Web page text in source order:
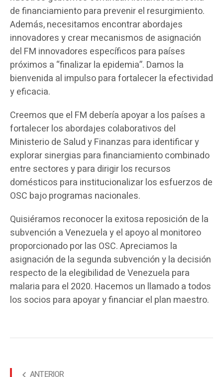
de financiamiento para prevenir el resurgimiento.
Además, necesitamos encontrar abordajes
innovadores y crear mecanismos de asignación
del FM innovadores específicos para países
próximos a “finalizar la epidemia”. Damos la
bienvenida al impulso para fortalecer la efectividad
y eficacia.
Creemos que el FM debería apoyar a los países a
fortalecer los abordajes colaborativos del
Ministerio de Salud y Finanzas para identificar y
explorar sinergias para financiamiento combinado
entre sectores y para dirigir los recursos
domésticos para institucionalizar los esfuerzos de
OSC bajo programas nacionales.
Quisiéramos reconocer la exitosa reposición de la
subvención a Venezuela y el apoyo al monitoreo
proporcionado por las OSC. Apreciamos la
asignación de la segunda subvención y la decisión
respecto de la elegibilidad de Venezuela para
malaria para el 2020. Hacemos un llamado a todos
los socios para apoyar y financiar el plan maestro.
ANTERIOR